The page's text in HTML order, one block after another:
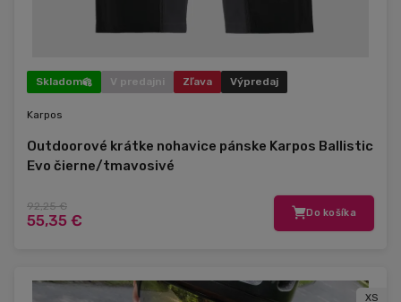
Skladom V predajni Zľava Výpredaj
Karpos
Outdoorové krátke nohavice pánske Karpos Ballistic
Evo čierne/tmavosivé
92,25 €
55,35 € Do košíka
XS